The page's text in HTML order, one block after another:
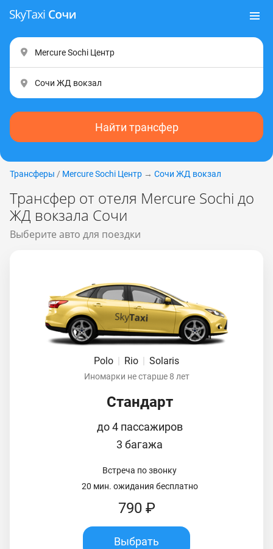
Найти трансфер
Трансферы / Mercure Sochi Центр → Сочи ЖД вокзал
Трансфер от отеля Mercure Sосhi до
ЖД вокзала Сочи
Выберите авто для поездки
Polo | Rio | Solaris
Иномарки не старше 8 лет
Стандарт
до 4 пассажиров
3 багажа
Встреча по звонку
20 мин. ожидания бесплатно
790 ₽
Выбрать